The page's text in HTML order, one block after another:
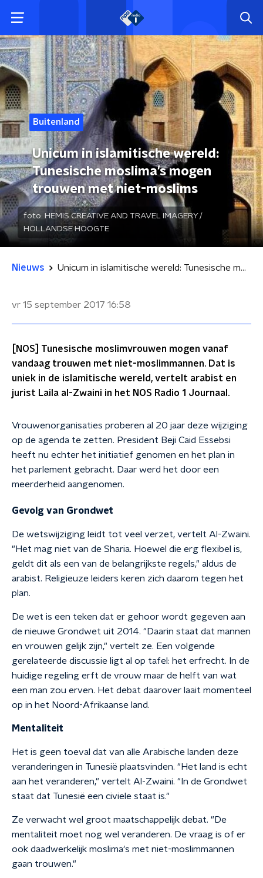
Buitenland
Unicum in islamitische wereld:
Tunesische moslima's mogen
trouwen met niet-moslims
foto: HEMIS CREATIVE AND TRAVEL IMAGERY /
HOLLANDSE HOOGTE
Nieuws Unicum in islamitische wereld: Tunesische moslima's mogen trouwen met niet-moslims
vr 15 september 2017 16:58
[NOS] Tunesische moslimvrouwen mogen vanaf
vandaag trouwen met niet-moslimmannen. Dat is
uniek in de islamitische wereld, vertelt arabist en
jurist Laila al-Zwaini in het NOS Radio 1 Journaal.
Vrouwenorganisaties proberen al 20 jaar deze wijziging
op de agenda te zetten. President Beji Caid Essebsi
heeft nu echter het initiatief genomen en het plan in
het parlement gebracht. Daar werd het door een
meerderheid aangenomen.
Gevolg van Grondwet
De wetswijziging leidt tot veel verzet, vertelt Al-Zwaini.
"Het mag niet van de Sharia. Hoewel die erg flexibel is,
geldt dit als een van de belangrijkste regels," aldus de
arabist. Religieuze leiders keren zich daarom tegen het
plan.
De wet is een teken dat er gehoor wordt gegeven aan
de nieuwe Grondwet uit 2014. "Daarin staat dat mannen
en vrouwen gelijk zijn," vertelt ze. Een volgende
gerelateerde discussie ligt al op tafel: het erfrecht. In de
huidige regeling erft de vrouw maar de helft van wat
een man zou erven. Het debat daarover laait momenteel
op in het Noord-Afrikaanse land.
Mentaliteit
Het is geen toeval dat van alle Arabische landen deze
veranderingen in Tunesië plaatsvinden. "Het land is echt
aan het veranderen," vertelt Al-Zwaini. "In de Grondwet
staat dat Tunesië een civiele staat is."
Ze verwacht wel groot maatschappelijk debat. "De
mentaliteit moet nog wel veranderen. De vraag is of er
ook daadwerkelijk moslima's met niet-moslimmannen
gaan trouwen."